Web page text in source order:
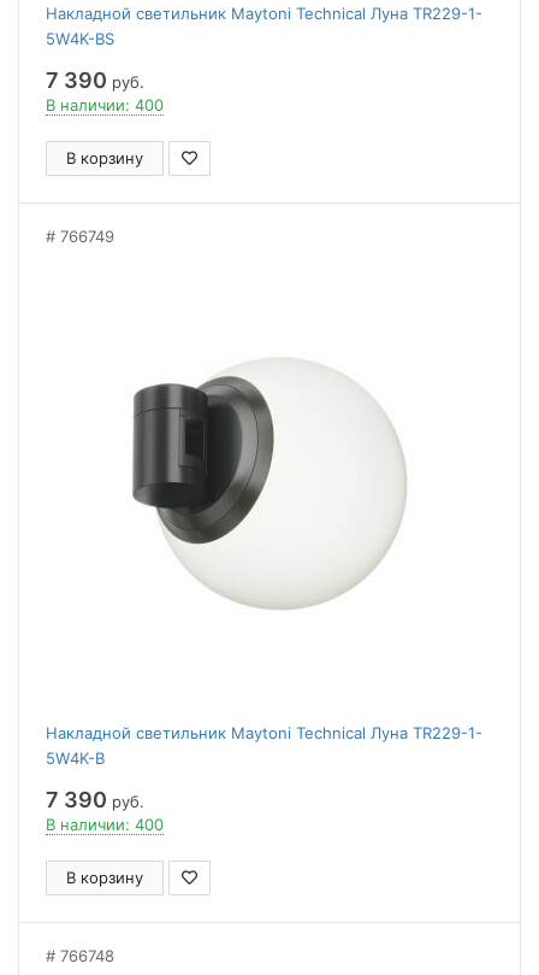
Накладной светильник Maytoni Technical Луна TR229-1-
5W4K-BS
7 390 руб.
В наличии: 400
В корзину
766749
Накладной светильник Maytoni Technical Луна TR229-1-
5W4K-B
7 390 руб.
В наличии: 400
В корзину
766748